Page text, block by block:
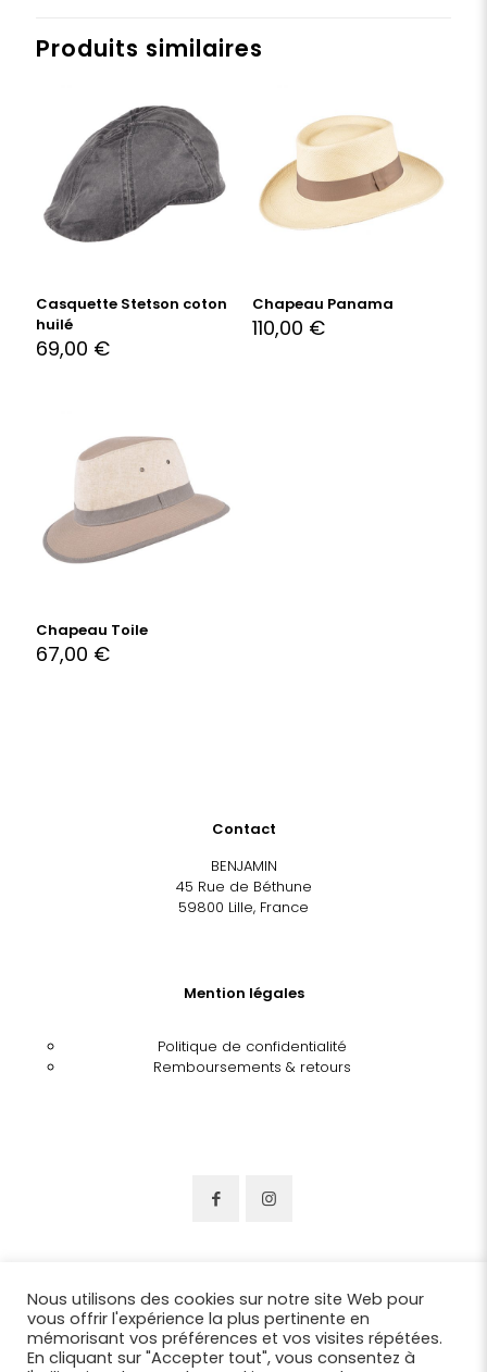
Produits similaires
Casquette Stetson coton
huilé
69,00 €
Chapeau Panama
110,00 €
Chapeau Toile
67,00 €
Contact
BENJAMIN
45 Rue de Béthune
59800 Lille, France
Mention légales
Politique de confidentialité
Remboursements & retours
Nous utilisons des cookies sur notre site Web pour
vous offrir l'expérience la plus pertinente en
mémorisant vos préférences et vos visites répétées.
En cliquant sur "Accepter tout", vous consentez à